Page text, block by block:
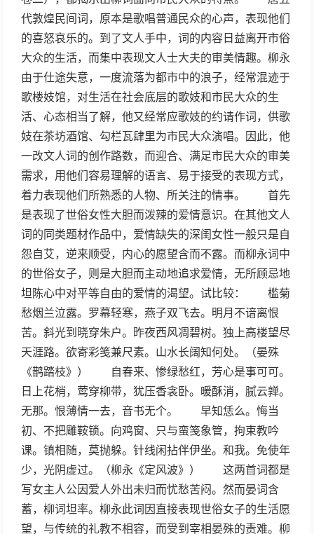
代敦煌民间词，原本是歌唱普通民众的心声，表现他们
的喜怒哀乐的。到了文人手中，词的内容日益离开市俗
大众的生活，而集中表现文人士大夫的审美情趣。柳永
由于仕途失意，一度流落为都市中的浪子，经常混迹于
歌楼妓馆，对生活在社会底层的歌妓和市民大众的生
活、心态相当了解，他又经常应歌妓的约请作词，供歌
妓在茶坊酒馆、勾栏瓦肆里为市民大众演唱。因此，他
一改文人词的创作路数，而迎合、满足市民大众的审美
需求，用他们容易理解的语言、易于接受的表现方式，
着力表现他们所熟悉的人物、所关注的情事。 首先
是表现了世俗女性大胆而泼辣的爱情意识。在其他文人
词的同类题材作品中，爱情缺失的深闺女性一般只是自
怨自艾，逆来顺受，内心的愿望含而不露。而柳永词中
的世俗女子，则是大胆而主动地追求爱情，无所顾忌地
坦陈心中对平等自由的爱情的渴望。试比较： 槛菊
愁烟兰泣露。罗幕轻寒，燕子双飞去。明月不谙离恨
苦。斜光到晓穿朱户。昨夜西风凋碧树。独上高楼望尽
天涯路。欲寄彩笺兼尺素。山水长阔知何处。（晏殊
《鹊踏枝》） 自春来、惨绿愁红，芳心是事可可。
日上花梢，莺穿柳带，犹压香衾卧。暖酥消，腻云亸。
无那。恨薄情一去，音书无个。 早知恁么。悔当
初、不把雕鞍锁。向鸡窗、只与蛮笺象管，拘束教吟
课。镇相随，莫抛躲。针线闲拈伴伊坐。和我。免使年
少，光阴虚过。（柳永《定风波》） 这两首词都是
写女主人公因爱人外出未归而忧愁苦闷。然而晏词含
蓄，柳词坦率。柳永此词因直接表现世俗女子的生活愿
望，与传统的礼教不相容，而受到宰相晏殊的责难。柳